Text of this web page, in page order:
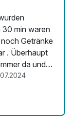
Getränke
da und
auswärts